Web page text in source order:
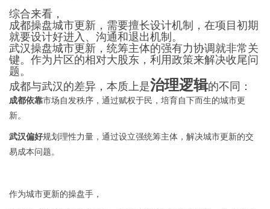
综合来看，
成都操盘城市更新，需要擅长设计机制，在项目初期
就要设计好进入、沟通和退出机制。
武汉操盘城市更新，统筹主体的强有力协调就非常关
键。作为片区的相对大股东，利用政策来解决收尾问
题。
成都与武汉的差异，本质上是治理逻辑的不同：
成都依靠市场自发秩序，通过赋权于民，培育自下而生的城市更
新。
武汉偏好规划理性力量，通过设立强统筹主体，解决城市更新的交
易成本问题。
作为城市更新的操盘手，